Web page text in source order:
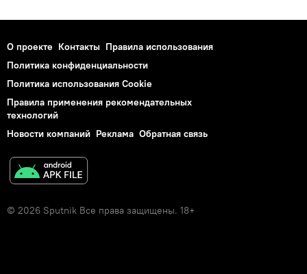
О проекте Контакты Правила использования
Политика конфиденциальности
Политика использования Cookie
Правила применения рекомендательных
технологий
Новости компаний Реклама Обратная связь
© 2026 Sputnik Все права защищены. 18+